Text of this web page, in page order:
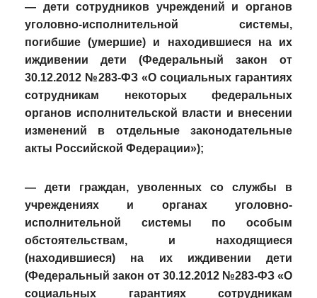
— дети сотрудников учреждений и органов
уголовно-исполнительной системы,
погибшие (умершие) и находившиеся на их
иждивении дети (Федеральный закон от
30.12.2012 №283-ФЗ «О социальных гарантиях
сотрудникам некоторых федеральных
органов исполнительской власти и внесении
изменений в отдельные законодательные
акты Российской Федерации»);
— дети граждан, уволенных со службы в
учреждениях и органах уголовно-
исполнительной системы по особым
обстоятельствам, и находящиеся
(находившиеся) на их иждивении дети
(Федеральный закон от 30.12.2012 №283-ФЗ «О
социальных гарантиях сотрудникам